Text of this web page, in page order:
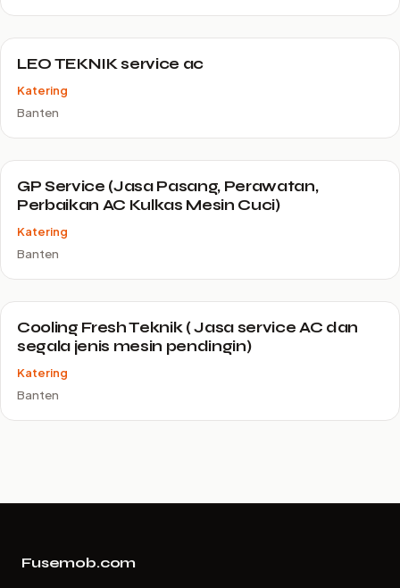
LEO TEKNIK service ac
Katering
Banten
GP Service (Jasa Pasang, Perawatan,
Perbaikan AC Kulkas Mesin Cuci)
Katering
Banten
Cooling Fresh Teknik ( Jasa service AC dan
segala jenis mesin pendingin)
Katering
Banten
Fusemob.com